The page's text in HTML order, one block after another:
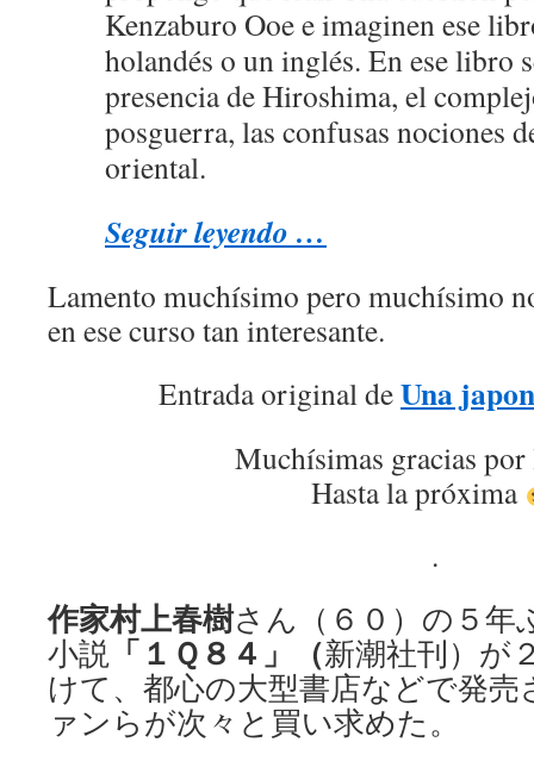
Kenzaburo Ooe e imaginen ese
holandés o un inglés. En ese libro
presencia de Hiroshima, el
posguerra, las confusas nociones
oriental.
Seguir leyendo …
Lamento muchísimo pero muchísimo
en ese curso tan interesante.
Entrada original deUna
Muchísimas gracias por
Hasta la próxima
.
作家村上春樹さん（６０）の５年
小説 「１Ｑ８４」（新潮社刊）が
けて、都心の大型書店などで発
ァンらが次々と買い求めた。